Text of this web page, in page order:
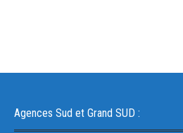
Agences Sud et Grand SUD :